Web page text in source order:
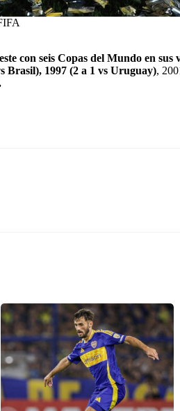
con seis Copas del Mundo en sus
Brasil), 1997 (2 a 1 vs Uruguay),